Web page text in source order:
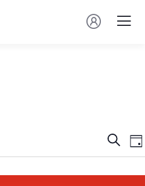
e
Procurar
eventos
Dia